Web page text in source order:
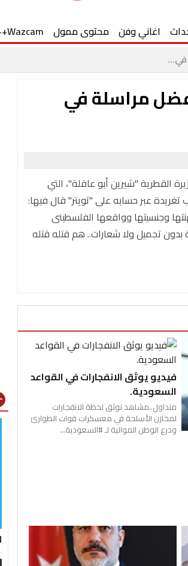
اغاني وفن محتوى ممول Wazcam++
في...
مراسلة في
القطرية "شيرين أبو عاقلة"، التي
تغريدة عبر حسابه على "تويتر" قال فيها:
وجنسيتها وواقعها الفلسطينى
بدون تجميل ولا شعارات.. هم قتله قتله
فيديو يوثق الانفجارات في القواعد
السعودية.
متداول..مشاهد توثق لحظة الانفجارات
لمخازن الأسلحة في معسكرات قوات الطوارئ
ودرع الوطن الموالية لـ #السعودية...